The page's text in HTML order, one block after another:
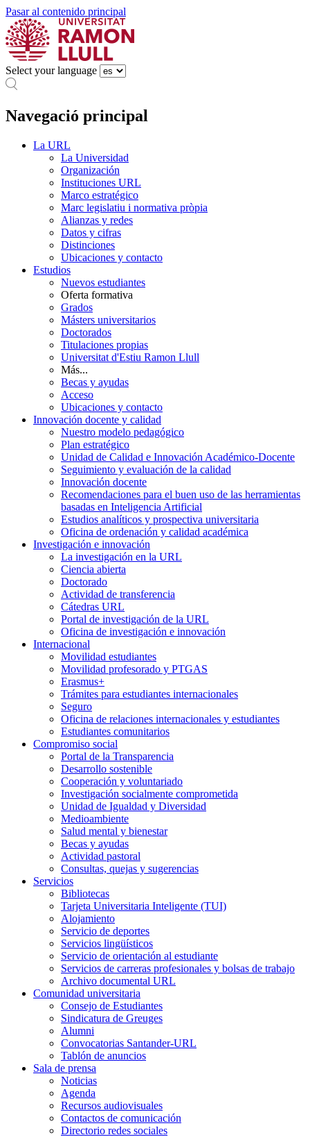
Pasar al contenido principal
Select your language
Navegació principal
La URL
La Universidad
Organización
Instituciones URL
Marco estratégico
Marc legislatiu i normativa pròpia
Alianzas y redes
Datos y cifras
Distinciones
Ubicaciones y contacto
Estudios
Nuevos estudiantes
Oferta formativa
Grados
Másters universitarios
Doctorados
Titulaciones propias
Universitat d'Estiu Ramon Llull
Más...
Becas y ayudas
Acceso
Ubicaciones y contacto
Innovación docente y calidad
Nuestro modelo pedagógico
Plan estratégico
Unidad de Calidad e Innovación Académico-Docente
Seguimiento y evaluación de la calidad
Innovación docente
Recomendaciones para el buen uso de las herramientas
basadas en Inteligencia Artificial
Estudios analíticos y prospectiva universitaria
Oficina de ordenación y calidad académica
Investigación e innovación
La investigación en la URL
Ciencia abierta
Doctorado
Actividad de transferencia
Cátedras URL
Portal de investigación de la URL
Oficina de investigación e innovación
Internacional
Movilidad estudiantes
Movilidad profesorado y PTGAS
Erasmus+
Trámites para estudiantes internacionales
Seguro
Oficina de relaciones internacionales y estudiantes
Estudiantes comunitarios
Compromiso social
Portal de la Transparencia
Desarrollo sostenible
Cooperación y voluntariado
Investigación socialmente comprometida
Unidad de Igualdad y Diversidad
Medioambiente
Salud mental y bienestar
Becas y ayudas
Actividad pastoral
Consultas, quejas y sugerencias
Servicios
Bibliotecas
Tarjeta Universitaria Inteligente (TUI)
Alojamiento
Servicio de deportes
Servicios lingüísticos
Servicio de orientación al estudiante
Servicios de carreras profesionales y bolsas de trabajo
Archivo documental URL
Comunidad universitaria
Consejo de Estudiantes
Sindicatura de Greuges
Alumni
Convocatorias Santander-URL
Tablón de anuncios
Sala de prensa
Noticias
Agenda
Recursos audiovisuales
Contactos de comunicación
Directorio redes sociales